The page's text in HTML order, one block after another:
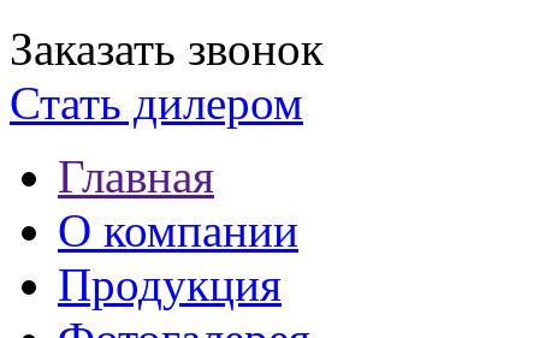
Заказать звонок
Стать дилером
Главная
О компании
Продукция